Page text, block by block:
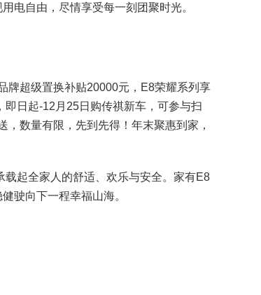
电自由，尽情享受每一刻团聚时光。
超级置换补贴20000元，E8荣耀系列享
即日起-12月25日购传祺新车，可参与扫
数量有限，先到先得！年末聚惠到家，
起全家人的舒适、欢乐与安全。家有E8
驶向下一程幸福山海。